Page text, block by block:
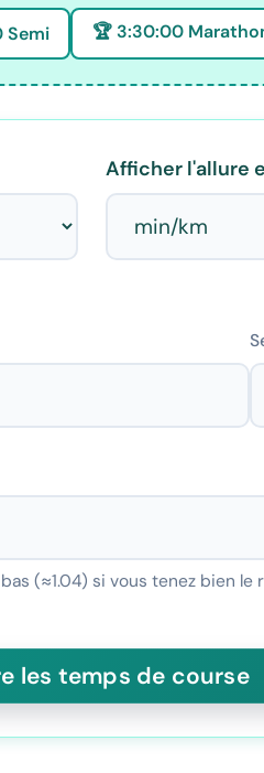
Semi 🏆 3:30:00
Afficher l'allure
(≈1.04) si vous tenez bien